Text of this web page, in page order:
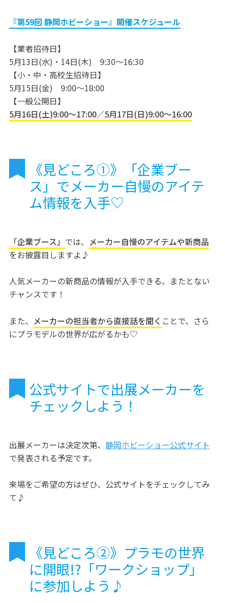
『第59回 静岡ホビーショー』開催スケジュール
【業者招待日】
5月13日(水)・14日(木) 9:30～16:30
【小・中・高校生招待日】
5月15日(金) 9:00～18:00
【一般公開日】
5月16日(土)9:00～17:00／5月17日(日)9:00～16:00
《見どころ①》「企業ブー
ス」でメーカー自慢のアイテ
ム情報を入手♡
「企業ブース」 では、 メーカー自慢のアイテムや新商品
をお披露目しますよ♪
人気メーカーの新商品の情報が入手できる、またとない
チャンスです！
また、 メーカーの担当者から直接話を聞く ことで、さら
にプラモデルの世界が広がるかも♡
公式サイトで出展メーカーを
チェックしよう！
出展メーカーは決定次第、 静岡ホビーショー公式サイト
で発表される予定です。
来場をご希望の方はぜひ、公式サイトをチェックしてみ
て♪
《見どころ②》プラモの世界
に開眼!?「ワークショップ」
に参加しよう♪